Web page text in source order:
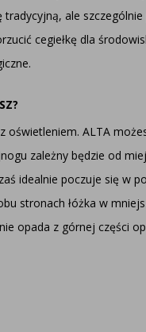
ale
cegiełkę dla
oświetleniem. ALTA
zależny będzie od
idealnie poczuje się w
stronach łóżka w
opada z górnej części